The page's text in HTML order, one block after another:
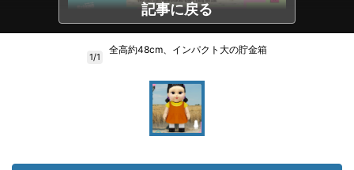
記事に戻る
1/1
全高約48cm、インパクト大の貯金箱